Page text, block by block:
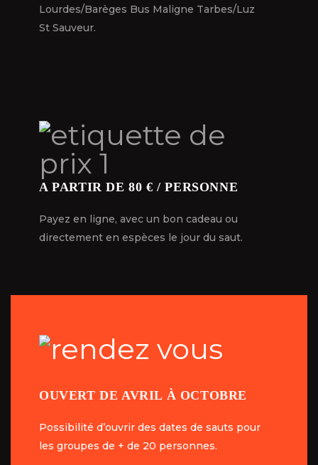
Lourdes/Barèges Bus Maligne Tarbes/Luz
St Sauveur.
Lourdes/Barèges Bus Maligne Tarbes/Luz
A PARTIR DE 80 € / PERSONNE
Payez en ligne, avec un bon cadeau ou
directement en espèces le jour du saut.
A PARTIR DE 80 € / PERSONNE
Payez en ligne, avec un bon cadeau ou
directement en espèces le jour du saut.
OUVERT DE AVRIL À OCTOBRE
Possibilité d’ouvrir des dates de sauts pour
les groupes de + de 20 personnes.
OUVERT DE AVRIL À OCTOBRE
Possibilité d’ouvrir des dates de sauts pour
les groupes de + de 20 personnes.